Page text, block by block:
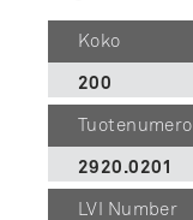
Koko
200
Tuotenumero
2920.0201
LVI Number